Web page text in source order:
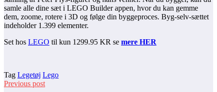
samle alle dine sæt i LEGO Builder appen, hvor du kan gemme
dem, zoome, rotere i 3D og følge din byggeproces. Byg-selv-sættet
indeholder 1.399 elementer.
Set hos LEGO til kun 1299.95 KR se mere HER
Tag Legetøj Lego
Previous post